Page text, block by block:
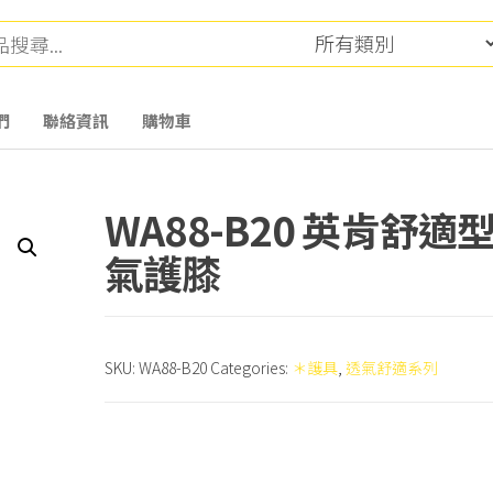
聯絡資訊 購物車
WA88-B20 英肯舒適
氣護膝
SKU: WA88-B20 Categories: ＊護具, 透氣舒適系列